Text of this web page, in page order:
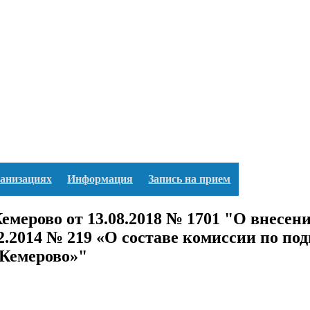
Информация Запись на прием
от 13.08.2018 № 1701 "О
№ 219 «О составе комиссии по